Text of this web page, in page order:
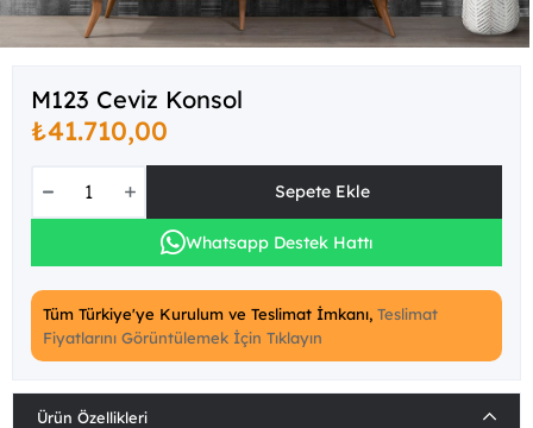
M123 Ceviz Konsol
₺41.710,00
Whatsapp Destek Hattı
Tüm Türkiye'ye Kurulum ve Teslimat İmkanı, Teslimat
Fiyatlarını Görüntülemek İçin Tıklayın
Ürün Özellikleri